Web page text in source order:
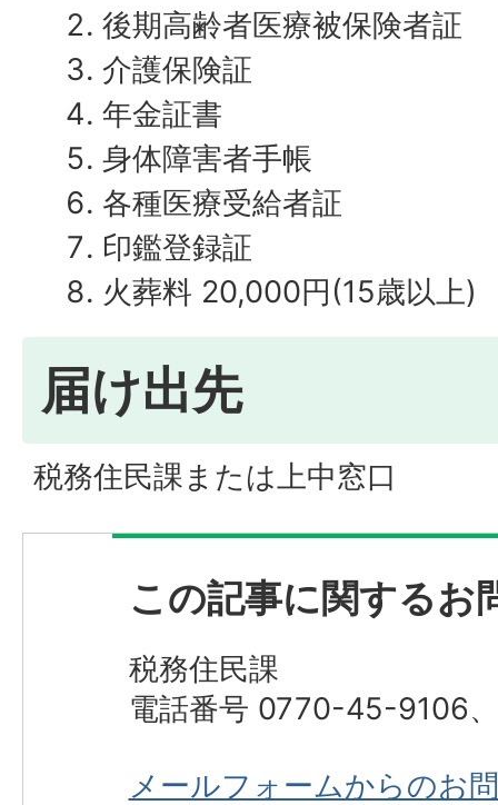
後期高齢者医療被保険者証
介護保険証
年金証書
身体障害者手帳
各種医療受給者証
印鑑登録証
火葬料 20,000円(15歳以上)
届け出先
税務住民課または上中窓口
この記事に関するお
税務住民課
電話番号 0770-45-9106
メールフォームからのお